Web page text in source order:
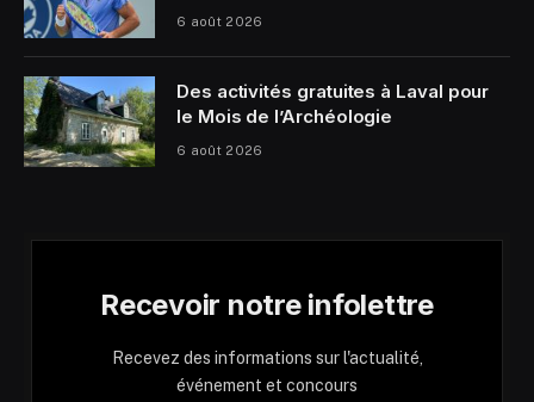
6 août 2026
Des activités gratuites à Laval pour
le Mois de l’Archéologie
6 août 2026
Recevoir notre infolettre
Recevez des informations sur l'actualité,
événement et concours